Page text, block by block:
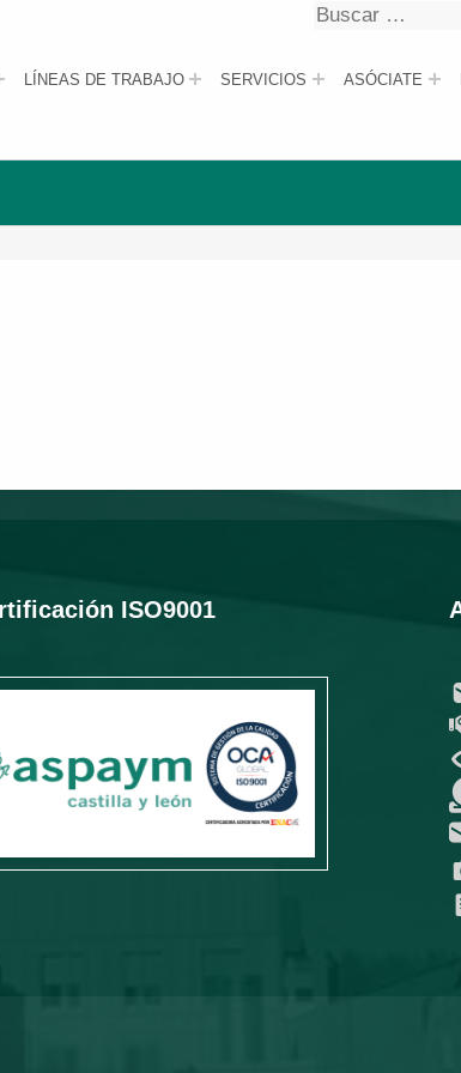
LÍNEAS DE TRABAJO SERVICIOS ASÓCIATE
Buscar
ISO9001